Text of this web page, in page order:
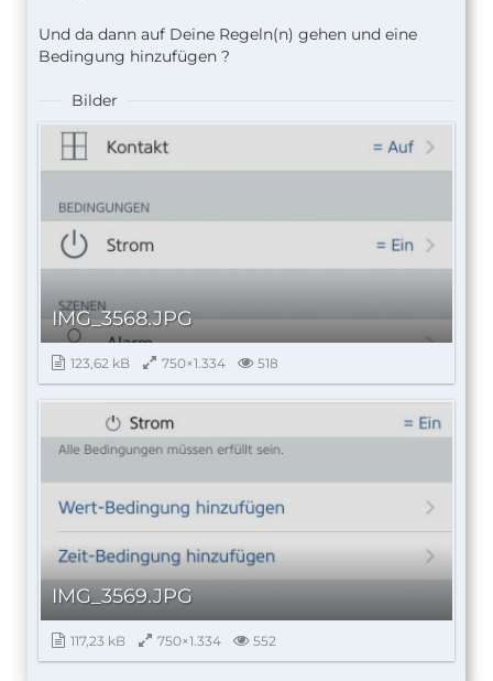
Und da dann auf Deine Regeln(n) gehen und eine
Bedingung hinzufügen ?
Bilder
IMG_3568.JPG
123,62 kB 750×1.334 518
IMG_3569.JPG
117,23 kB 750×1.334 552